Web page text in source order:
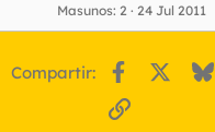
Masunos 2 24 Jul 2011
Compartir: Facebook
Enlace